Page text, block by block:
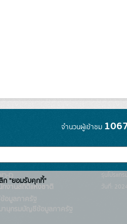
จำนวนผู้เข้าชม
กงานสถิติแห่งชาติ
มูลภาครัฐ
นุกรมบัญชีข้อมูลภาครัฐ
รุ่นโปรแก
วันที่:
ก "ยอมรับคุกกี้"